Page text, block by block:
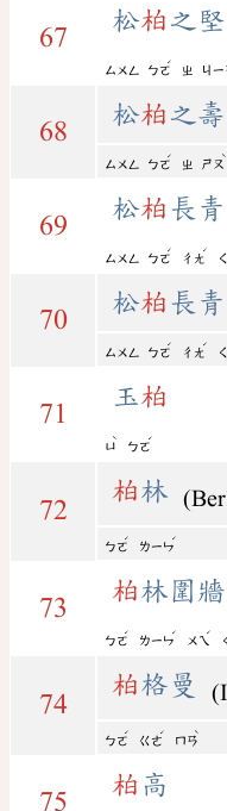
67
松柏 之堅
ㄙㄨㄥ ㄅㄛ
ˊ
ㄓ ㄐㄧ
68
松柏 之壽
ㄙㄨㄥ ㄅㄛ
ˊ
ㄓ ㄕㄡ
ˋ
69
松柏 長青
ㄙㄨㄥ ㄅㄛ
ˊ
ㄔㄤ
ˊ
70
松柏 長
ㄙㄨㄥ ㄅㄛ
ˊ
ㄔㄤ
ˊ
71
玉柏
ㄩ
ˋ
ㄅㄛ
ˊ
72
柏林
ㄅㄛ
ˊ
ㄌㄧㄣ
ˊ
73
柏林圍牆
ㄅㄛ
ˊ
ㄌㄧㄣ
ˊ
ㄨㄟ
ˊ
74
柏格曼
ㄅㄛ
ˊ
ㄍㄜ
ˊ
ㄇㄢ
ˋ
75
柏 高